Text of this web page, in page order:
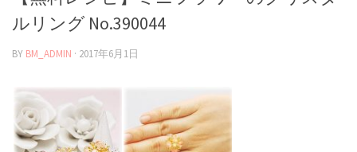
ルリング No.390044
BY BM_ADMIN · 2017年6月1日